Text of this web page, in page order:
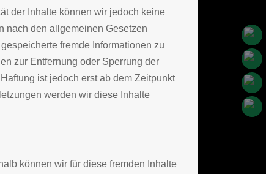
der Inhalte können wir jedoch keine
nach den allgemeinen Gesetzen
fremde Informationen zu
zur Entfernung oder Sperrung der
ist jedoch erst ab dem Zeitpunkt
werden wir diese Inhalte
können wir für diese fremden Inhalte